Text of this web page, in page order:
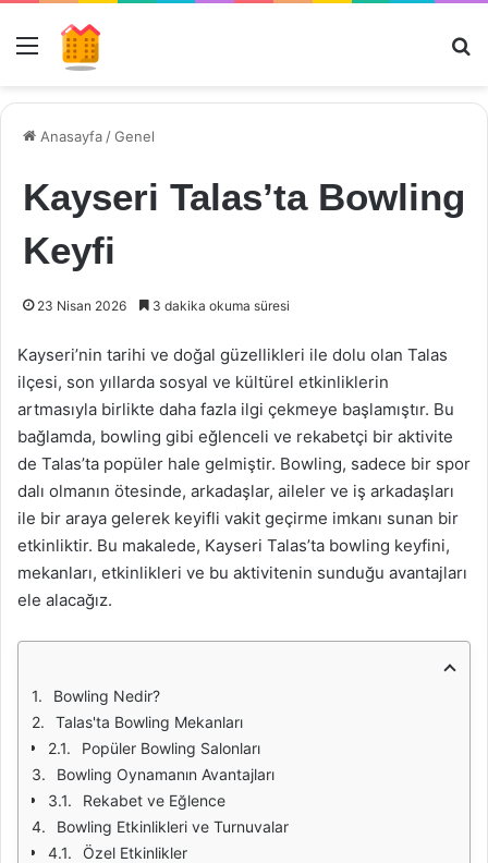
Menü
Anasayfa /Genel
Kayseri Talas’ta Bowling
Keyfi
23 Nisan 2026 3 dakika okuma süresi
Kayseri’nin tarihi ve doğal güzellikleri ile dolu olan Talas
ilçesi, son yıllarda sosyal ve kültürel etkinliklerin
artmasıyla birlikte daha fazla ilgi çekmeye başlamıştır. Bu
bağlamda, bowling gibi eğlenceli ve rekabetçi bir aktivite
de Talas’ta popüler hale gelmiştir. Bowling, sadece bir spor
dalı olmanın ötesinde, arkadaşlar, aileler ve iş arkadaşları
ile bir araya gelerek keyifli vakit geçirme imkanı sunan bir
etkinliktir. Bu makalede, Kayseri Talas’ta bowling keyfini,
mekanları, etkinlikleri ve bu aktivitenin sunduğu avantajları
ele alacağız.
Bowling Nedir?
Talas'ta Bowling Mekanları
Popüler Bowling Salonları
Bowling Oynamanın Avantajları
Rekabet ve Eğlence
Bowling Etkinlikleri ve Turnuvalar
Özel Etkinlikler